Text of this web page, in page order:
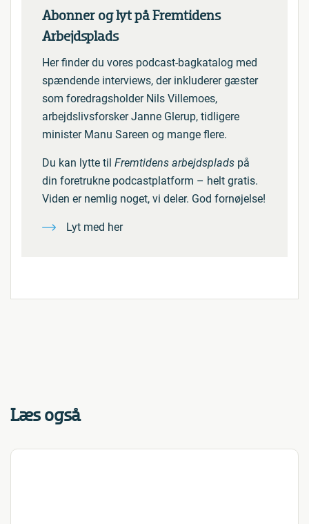
Abonner og lyt på Fremtidens
Arbejdsplads
Her finder du vores podcast-bagkatalog med
spændende interviews, der inkluderer gæster
som foredragsholder Nils Villemoes,
arbejdslivsforsker Janne Glerup, tidligere
minister Manu Sareen og mange flere.
Du kan lytte til Fremtidens arbejdsplads på
din foretrukne podcastplatform – helt gratis.
Viden er nemlig noget, vi deler. God fornøjelse!
Lyt med her
Læs også